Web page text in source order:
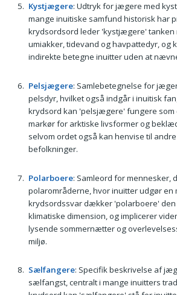
Kystjægere: Udtryk for jægere med
mange inuitiske samfund historisk har
krydsordsord leder 'kystjægere' tanken
umiakker, tidevand og havpattedyr, og
indirekte betegne inuitter uden at
Pelsjægere: Samlebetegnelse for
pelsdyr, hvilket også indgår i inuitisk
krydsord kan 'pelsjægere' fungere som
markør for arktiske livsformer og
selvom ordet også kan henvise til
befolkninger.
Polarboere: Samleord for mennesker,
polarområderne, hvor inuitter udgør en
krydsordssvar dækker 'polarboere'
klimatiske dimension, og implicerer
lysende sommernætter og
miljø.
Sælfangere: Specifik beskrivelse af
sælfangst, centralt i mange inuitters